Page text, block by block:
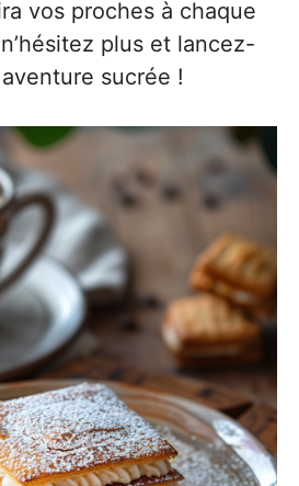
vos proches à chaque
plus et lancez-
sucrée !